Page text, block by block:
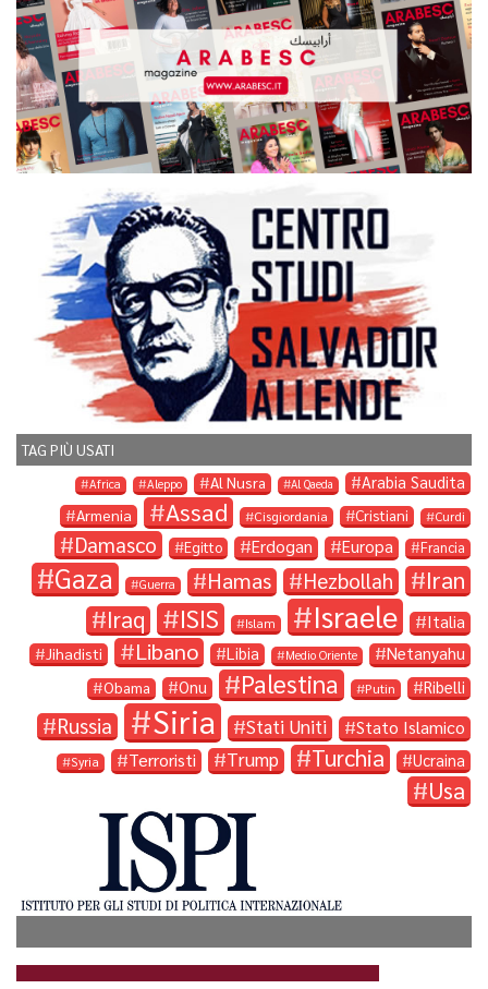
TAG PIÙ USATI
Africa Aleppo Al Nusra Al Qaeda Arabia Saudita
Armenia Assad Cisgiordania Cristiani Curdi
Damasco Egitto Erdogan Europa Francia
Gaza Guerra Hamas Hezbollah Iran
Iraq ISIS Islam Israele Italia
Jihadisti Libano Libia Medio Oriente Netanyahu
Obama Onu Palestina Putin Ribelli
Russia Siria Stati Uniti Stato Islamico
Syria Terroristi Trump Turchia Ucraina
Usa